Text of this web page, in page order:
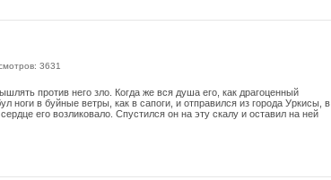
3631
против него зло. Когда же вся душа его, как драгоценный
ноги в буйные ветры, как в сапоги, и отправился из города Уркисы, в
его возликовало. Спустился он на эту скалу и оставил на ней